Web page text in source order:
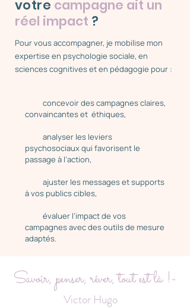
votre campagne ait un
réel impact ?
​Pour vous accompagner, je mobilise mon
expertise en psychologie sociale, en
sciences cognitives et en pédagogie pour :
concevoir des campagnes claires,
convaincantes et éthiques,
analyser les leviers
psychosociaux qui favorisent le
passage à l’action,
ajuster les messages et supports
à vos publics cibles,
évaluer l’impact de vos
campagnes avec des outils de mesure
adaptés.
Savoir, penser, rêver, tout est là !-
Victor Hugo